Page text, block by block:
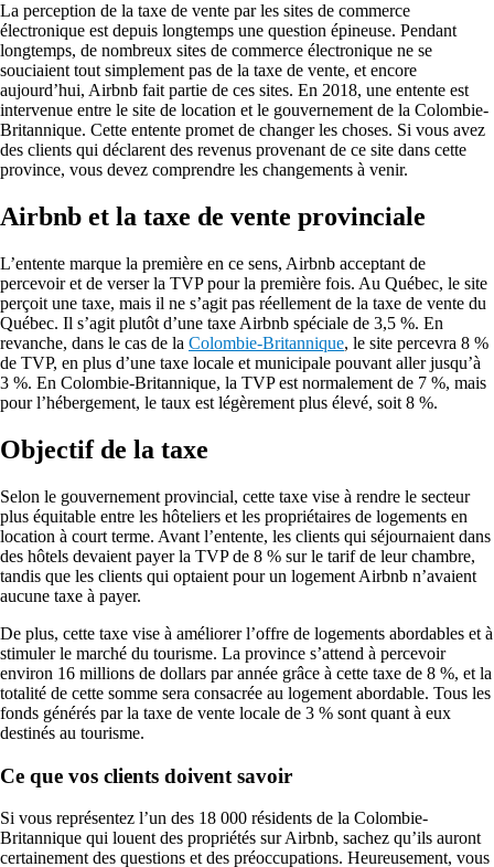
La perception de la taxe de vente par les sites de commerce
électronique est depuis longtemps une question épineuse. Pendant
longtemps, de nombreux sites de commerce électronique ne se
souciaient tout simplement pas de la taxe de vente, et encore
aujourd’hui, Airbnb fait partie de ces sites. En 2018, une entente est
intervenue entre le site de location et le gouvernement de la Colombie-
Britannique. Cette entente promet de changer les choses. Si vous avez
des clients qui déclarent des revenus provenant de ce site dans cette
province, vous devez comprendre les changements à venir.
Airbnb et la taxe de vente provinciale
L’entente marque la première en ce sens, Airbnb acceptant de
percevoir et de verser la TVP pour la première fois. Au Québec, le site
perçoit une taxe, mais il ne s’agit pas réellement de la taxe de vente du
Québec. Il s’agit plutôt d’une taxe Airbnb spéciale de 3,5 %. En
revanche, dans le cas de la Colombie-Britannique, le site percevra 8 %
de TVP, en plus d’une taxe locale et municipale pouvant aller jusqu’à
3 %. En Colombie-Britannique, la TVP est normalement de 7 %, mais
pour l’hébergement, le taux est légèrement plus élevé, soit 8 %.
Objectif de la taxe
Selon le gouvernement provincial, cette taxe vise à rendre le secteur
plus équitable entre les hôteliers et les propriétaires de logements en
location à court terme. Avant l’entente, les clients qui séjournaient dans
des hôtels devaient payer la TVP de 8 % sur le tarif de leur chambre,
tandis que les clients qui optaient pour un logement Airbnb n’avaient
aucune taxe à payer.
De plus, cette taxe vise à améliorer l’offre de logements abordables et à
stimuler le marché du tourisme. La province s’attend à percevoir
environ 16 millions de dollars par année grâce à cette taxe de 8 %, et la
totalité de cette somme sera consacrée au logement abordable. Tous les
fonds générés par la taxe de vente locale de 3 % sont quant à eux
destinés au tourisme.
Ce que vos clients doivent savoir
Si vous représentez l’un des 18 000 résidents de la Colombie-
Britannique qui louent des propriétés sur Airbnb, sachez qu’ils auront
certainement des questions et des préoccupations. Heureusement, vous